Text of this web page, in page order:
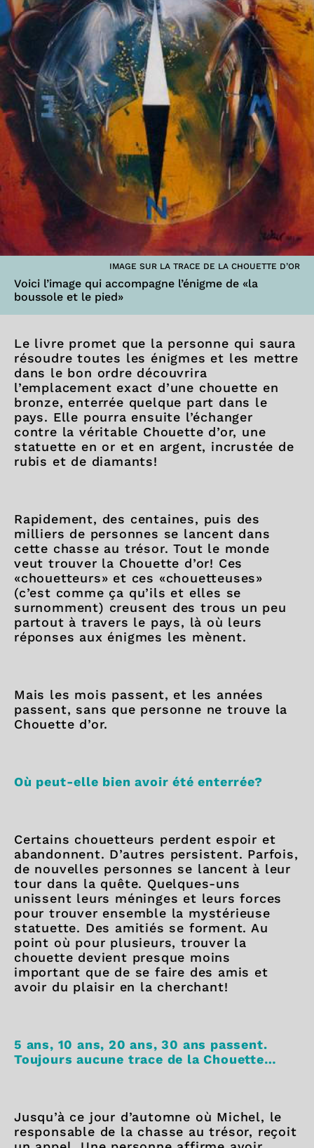
IMAGE SUR LA TRACE DE LA CHOUETTE D’OR
Voici l’image qui accompagne l’énigme de «la
boussole et le pied»
Le livre promet que la personne qui saura
résoudre toutes les énigmes et les mettre
dans le bon ordre découvrira
l’emplacement exact d’une chouette en
bronze, enterrée quelque part dans le
pays. Elle pourra ensuite l’échanger
contre la véritable Chouette d’or, une
statuette en or et en argent, incrustée de
rubis et de diamants!
Rapidement, des centaines, puis des
milliers de personnes se lancent dans
cette chasse au trésor. Tout le monde
veut trouver la Chouette d’or! Ces
«chouetteurs» et ces «chouetteuses»
(c’est comme ça qu’ils et elles se
surnomment) creusent des trous un peu
partout à travers le pays, là où leurs
réponses aux énigmes les mènent.
Mais les mois passent, et les années
passent, sans que personne ne trouve la
Chouette d’or.
Où peut-elle bien avoir été enterrée?
Certains chouetteurs perdent espoir et
abandonnent. D’autres persistent. Parfois,
de nouvelles personnes se lancent à leur
tour dans la quête. Quelques-uns
unissent leurs méninges et leurs forces
pour trouver ensemble la mystérieuse
statuette. Des amitiés se forment. Au
point où pour plusieurs, trouver la
chouette devient presque moins
important que de se faire des amis et
avoir du plaisir en la cherchant!
5 ans, 10 ans, 20 ans, 30 ans passent.
Toujours aucune trace de la Chouette…
Jusqu’à ce jour d’automne où Michel, le
responsable de la chasse au trésor, reçoit